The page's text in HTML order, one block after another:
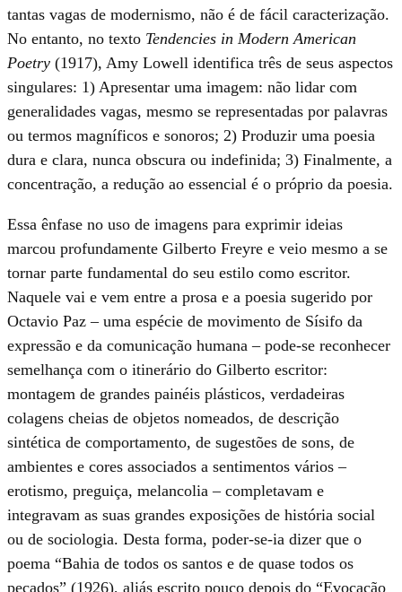
tantas vagas de modernismo, não é de fácil caracterização.
No entanto, no texto Tendencies in Modern American
Poetry (1917), Amy Lowell identifica três de seus aspectos
singulares: 1) Apresentar uma imagem: não lidar com
generalidades vagas, mesmo se representadas por palavras
ou termos magníficos e sonoros; 2) Produzir uma poesia
dura e clara, nunca obscura ou indefinida; 3) Finalmente, a
concentração, a redução ao essencial é o próprio da poesia.
Essa ênfase no uso de imagens para exprimir ideias
marcou profundamente Gilberto Freyre e veio mesmo a se
tornar parte fundamental do seu estilo como escritor.
Naquele vai e vem entre a prosa e a poesia sugerido por
Octavio Paz – uma espécie de movimento de Sísifo da
expressão e da comunicação humana – pode-se reconhecer
semelhança com o itinerário do Gilberto escritor:
montagem de grandes painéis plásticos, verdadeiras
colagens cheias de objetos nomeados, de descrição
sintética de comportamento, de sugestões de sons, de
ambientes e cores associados a sentimentos vários –
erotismo, preguiça, melancolia – completavam e
integravam as suas grandes exposições de história social
ou de sociologia. Desta forma, poder-se-ia dizer que o
poema “Bahia de todos os santos e de quase todos os
pecados” (1926), aliás escrito pouco depois do “Evocação